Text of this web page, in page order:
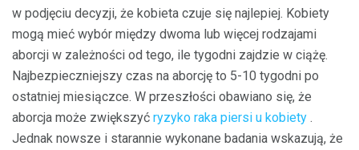
w podjęciu decyzji, że kobieta czuje się najlepiej. Kobiety
mogą mieć wybór między dwoma lub więcej rodzajami
aborcji w zależności od tego, ile tygodni zajdzie w ciążę.
Najbezpieczniejszy czas na aborcję to 5-10 tygodni po
ostatniej miesiączce. W przeszłości obawiano się, że
aborcja może zwiększyć ryzyko raka piersi u kobiety .
Jednak nowsze i starannie wykonane badania wskazują, że